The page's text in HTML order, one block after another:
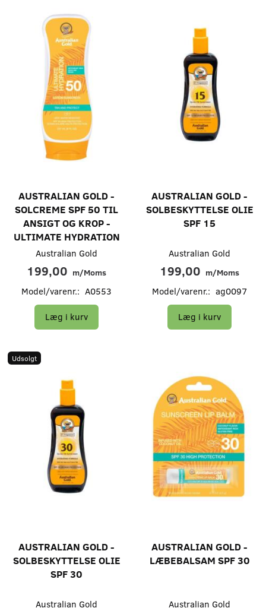
AUSTRALIAN GOLD -
SOLCREME SPF 50 TIL
ANSIGT OG KROP -
ULTIMATE HYDRATION
Australian Gold
199,00 m/Moms
Model/varenr.: A0553
Læg i kurv
AUSTRALIAN GOLD -
SOLBESKYTTELSE OLIE
SPF 15
Australian Gold
199,00 m/Moms
Model/varenr.: ag0097
Læg i kurv
Udsolgt
AUSTRALIAN GOLD -
SOLBESKYTTELSE OLIE
SPF 30
Australian Gold
AUSTRALIAN GOLD -
LÆBEBALSAM SPF 30
Australian Gold